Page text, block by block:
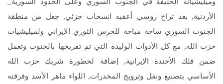
وميليشياته الحليفة في الجنوب السوري وعلى الحدود السورية_
الأردنية, بعد تراخ روسي أعقبه انسحاب جزئي, جعل من منطقة
الجنوب السوري ساحة مباحة للحرس الثوري الإيراني ولميليشيات
حزب الله, مع كل الأدوات الوليدة التي تم تفريخها بالجنوب وتعمل
ضمن فلك الأجندة الإيرانية, إضافة لخطورة شريك حزب الله
الأساسي بتصنيع ونقل وترويج المخدرات, اللواء ماهر الأسد وفرقته